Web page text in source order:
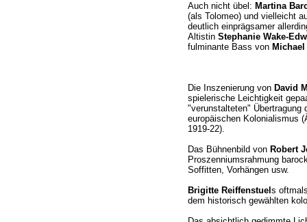
Auch nicht übel: Martina
(als Tolomeo) und vielleicht
deutlich einprägsamer
Altistin Stephanie Wake-
fulminante Bass von
Die Inszenierung von David
spielerische Leichtigkeit
"verunstalteten" Übertragung
europäischen Kolonialismus
1919-22).
Das Bühnenbild von Robert
Proszenniumsrahmung
Soffitten, Vorhängen usw.
Brigitte Reiffenstuel s
dem historisch gewählten